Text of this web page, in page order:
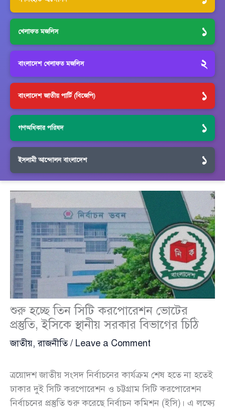
খেলাফত মজলিস ১
বাংলাদেশ খেলাফত মজলিস ২
বাংলাদেশ জাতীয় পার্টি (বিজেপি) ১
গণঅধিকার পরিষদ ১
ইসলামী আন্দোলন বাংলাদেশ ১
শুরু হচ্ছে তিন সিটি করপোরেশন ভোটের
প্রস্তুতি, ইসিকে স্থানীয় সরকার বিভাগের চিঠি
জাতীয়,রাজনীতি/ Leave a Comment
ত্রয়োদশ জাতীয় সংসদ নির্বাচনের কার্যক্রম শেষ হতে না হতেই
ঢাকার দুই সিটি করপোরেশন ও চট্টগ্রাম সিটি করপোরেশন
নির্বাচনের প্রস্তুতি শুরু করেছে নির্বাচন কমিশন (ইসি)। এ লক্ষ্যে